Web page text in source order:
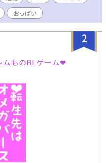
おっぱい
2
ムものBLゲーム❤︎